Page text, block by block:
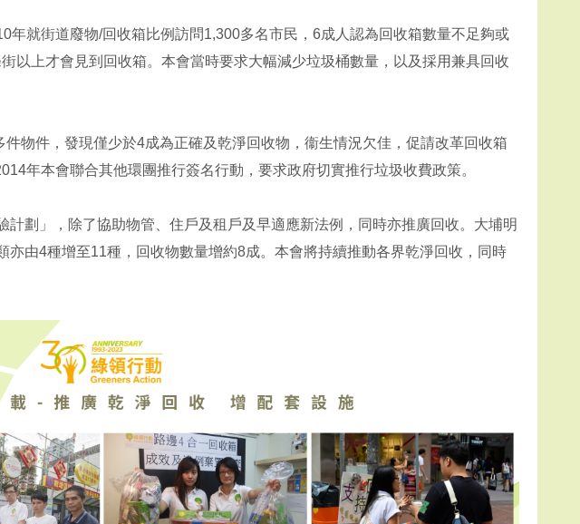
年就街道廢物/回收箱比例訪問1,300多名市民，6成人認為回收箱數量不足夠或
以上才會見到回收箱。本會當時要求大幅減少垃圾桶數量，以及採用兼具回收
物件，發現僅少於4成為正確及乾淨回收物，衞生情況欠佳，促請改革回收箱
年本會聯合其他環團推行簽名行動，要求政府切實推行垃圾收費政策。
計劃」，除了協助物管、住戶及租戶及早適應新法例，同時亦推廣回收。大埔明
亦由4種增至11種，回收物數量增約8成。本會將持續推動各界乾淨回收，同時